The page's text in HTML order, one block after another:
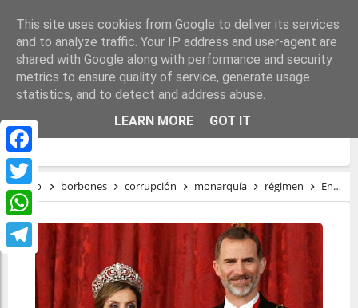
Facebook
Twitter
WhatsApp
Telegram
EN LA MONARQUÍA NO SOLO EL EMÉRITO
HUELE MAL
Inicio borbones corrupción monarquía régimen En la monarquía no solo el emérito huele mal
This site uses cookies from Google to deliver its services
and to analyze traffic. Your IP address and user-agent are
shared with Google along with performance and security
metrics to ensure quality of service, generate usage
statistics, and to detect and address abuse.
LEARN MORE
GOT IT